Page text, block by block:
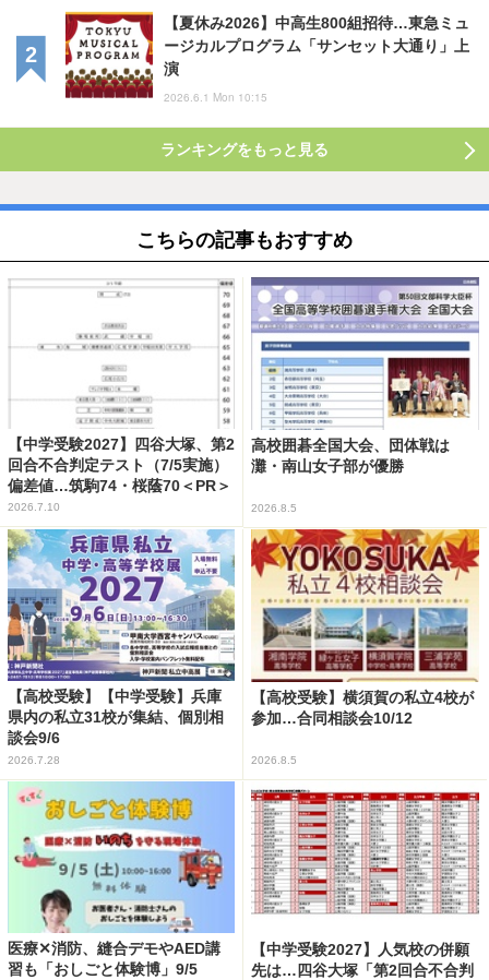
【夏休み2026】中高生800組招待…東急ミュ
ージカルプログラム「サンセット大通り」上
演
2026.6.1 Mon 10:15
ランキングをもっと見る
こちらの記事もおすすめ
【中学受験2027】四谷大塚、第2
回合不合判定テスト（7/5実施）
偏差値…筑駒74・桜蔭70＜PR＞
2026.7.10
高校囲碁全国大会、団体戦は
灘・南山女子部が優勝
2026.8.5
【高校受験】【中学受験】兵庫
県内の私立31校が集結、個別相
談会9/6
2026.7.28
【高校受験】横須賀の私立4校が
参加…合同相談会10/12
2026.8.5
医療✕消防、縫合デモやAED講
習も「おしごと体験博」9/5
【中学受験2027】人気校の併願
先は…四谷大塚「第2回合不合判